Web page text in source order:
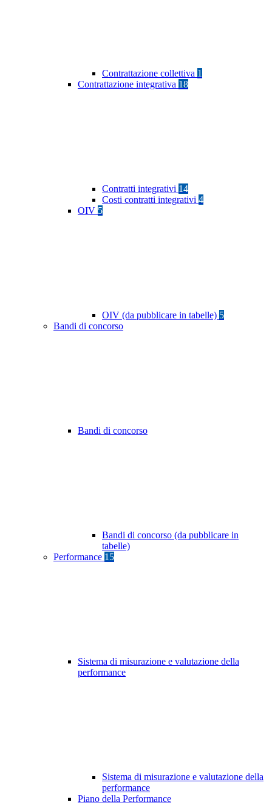
Contrattazione collettiva 1
Contrattazione integrativa 18
Contratti integrativi 14
Costi contratti integrativi 4
OIV 5
OIV (da pubblicare in tabelle) 5
Bandi di concorso
Bandi di concorso
Bandi di concorso (da pubblicare in
tabelle)
Performance 15
Sistema di misurazione e valutazione della
performance
Sistema di misurazione e valutazione della
performance
Piano della Performance